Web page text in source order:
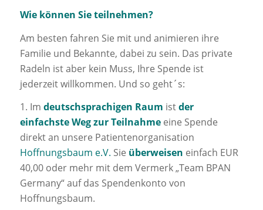
Wie können Sie teilnehmen?
Am besten fahren Sie mit und animieren ihre
Familie und Bekannte, dabei zu sein. Das private
Radeln ist aber kein Muss, Ihre Spende ist
jederzeit willkommen. Und so geht´s:
1. Im deutschsprachigen Raum istder
einfachste Weg zur Teilnahmeeine Spende
direkt an unsere Patientenorganisation
Hoffnungsbaum e.V. Sie überweisen einfach EUR
40,00 oder mehr mit dem Vermerk „Team BPAN
Germany“ auf das Spendenkonto von
Hoffnungsbaum.